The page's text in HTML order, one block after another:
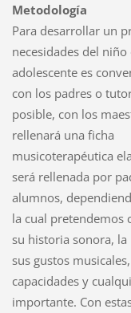
Metodología
Para desarrollar un
necesidades del niño
adolescente es
con los padres o
posible, con los
rellenará una ficha
musicoterapéutica
será rellenada por
alumnos,
la cual pretendemos
su historia sonora,
sus gustos
capacidades y
importante. Con